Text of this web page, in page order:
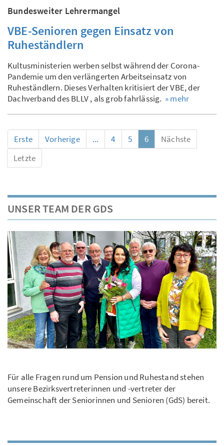
Bundesweiter Lehrermangel
VBE-Senioren gegen Einsatz von
Ruheständlern
Kultusministerien werben selbst während der Corona-
Pandemie um den verlängerten Arbeitseinsatz von
Ruheständlern. Dieses Verhalten kritisiert der VBE, der
Dachverband des BLLV , als grob fahrlässig. » mehr
Erste Vorherige ... 4 5 6
Nächste
Letzte
UNSER TEAM DER GDS
Für alle Fragen rund um Pension und Ruhestand stehen
unsere Bezirksvertreterinnen und -vertreter der
Gemeinschaft der Seniorinnen und Senioren (GdS) bereit.